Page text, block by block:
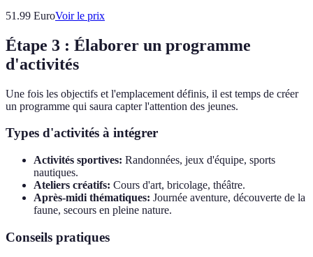
51.99 EuroVoir le prix
Étape 3 : Élaborer un programme
d'activités
Une fois les objectifs et l'emplacement définis, il est temps de créer
un programme qui saura capter l'attention des jeunes.
Types d'activités à intégrer
Activités sportives: Randonnées, jeux d'équipe, sports
nautiques.
Ateliers créatifs: Cours d'art, bricolage, théâtre.
Après-midi thématiques: Journée aventure, découverte de la
faune, secours en pleine nature.
Conseils pratiques